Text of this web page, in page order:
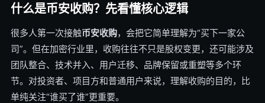
什么是币安收购？先看懂核心逻辑
很多人第一次接触币安收购，会把它简单理解为“买下一家公
司”。但在加密行业里，收购往往不只是股权变更，还可能涉及
团队整合、技术并入、用户迁移、品牌保留或重塑等多个环
节。对投资者、项目方和普通用户来说，理解收购的目的，比
单纯关注“谁买了谁”更重要。